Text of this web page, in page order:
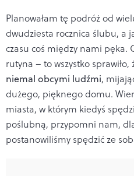
Planowałam tę podróż od
dwudziesta rocznica ślubu, a
czasu coś między nami pęka.
rutyna – to wszystko sprawiło,
niemal obcymi ludźmi,
dużego, pięknego domu.
miasta, w którym kiedyś
poślubną, przypomni nam,
postanowiliśmy spędzić ze